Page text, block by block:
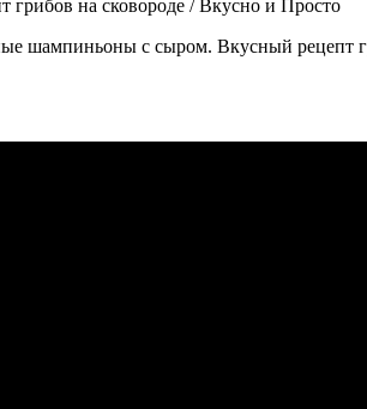
шампиньоны с сыром. Вкусный рецепт